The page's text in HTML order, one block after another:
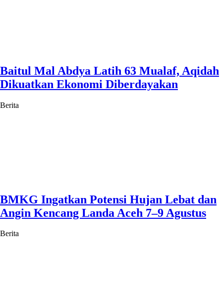
Baitul Mal Abdya Latih 63 Mualaf, Aqidah
Dikuatkan Ekonomi Diberdayakan
Berita
BMKG Ingatkan Potensi Hujan Lebat dan
Angin Kencang Landa Aceh 7–9 Agustus
Berita